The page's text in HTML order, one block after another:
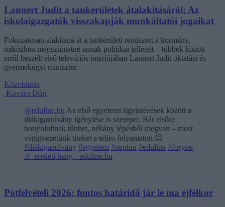
Lannert Judit a tankerületek átalakításáról: Az
iskolaigazgatók visszakapják munkáltatói jogaikat
Fokozatosan alakítaná át a tankerületi rendszert a kormány,
miközben megszüntetné annak politikai jellegét – többek között
erről beszélt első televíziós interjújában Lannert Judit oktatási és
gyermekügyi miniszter.
Közoktatás
Kovács Dóri
@eduline.hu Az első egyetemi ügyintézések között a
diákigazolvány igénylése is szerepel. Bár elsőre
bonyolultnak tűnhet, néhány lépésből megvan – most
végigvezetünk titeket a teljes folyamaton.😉
#diákigazolvány #egyetem #neptun #eduline #foryou
♬ eredeti hang - eduline.hu
Pótfelvételi 2026: fontos határidő jár le ma éjfélkor